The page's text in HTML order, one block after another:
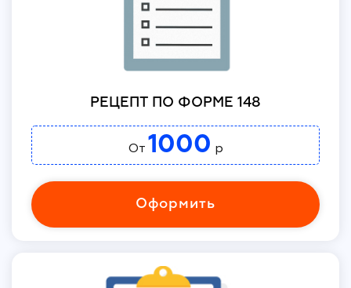
РЕЦЕПТ ПО ФОРМЕ 148
От 1000 р
Оформить